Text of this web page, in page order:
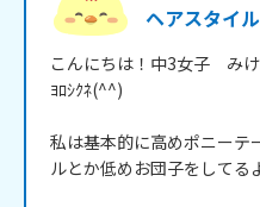
ヘアスタイル
こんにちは！中3女子　み
ﾖﾛｼｸﾈ(^^)
私は基本的に高めポニーテ
ルとか低めお団子をしてる